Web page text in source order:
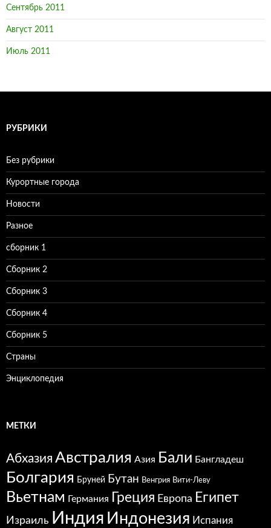
Сентябрь 2011
Август 2011
Июль 2011
РУБРИКИ
Без рубрики
Курортные города
Новости
Разное
сборник 1
Сборник 2
Сборник 3
Сборник 4
Сборник 5
Страны
Энциклопедия
МЕТКИ
Абхазия Австралия Азия Бали Бангладеш
Болгария Бруней Бутан Венгрия Вити-Леву
Вьетнам Германия Греция Европа Египет
Израиль Индия Индонезия Испания